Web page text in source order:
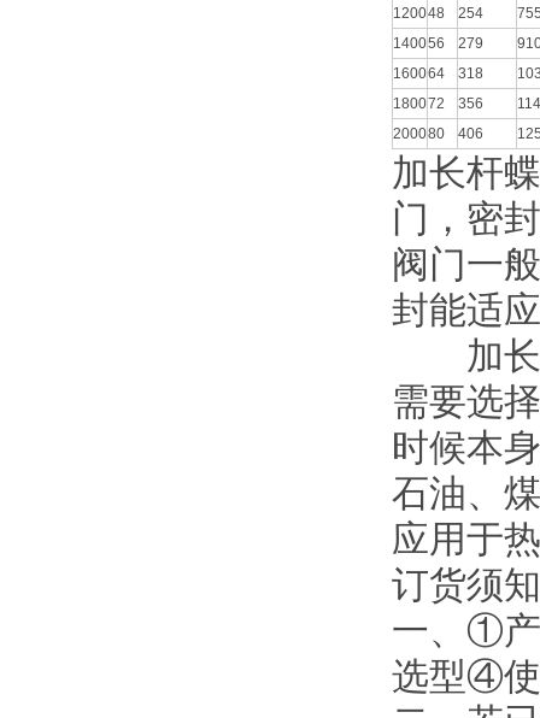
120048 254
140056 279
160064 318
180072 356
200080 406
加长杆
门，密
阀门一
封能适
加长
需要选
时候本
石油、
应用于
订货须
一、①
选型④